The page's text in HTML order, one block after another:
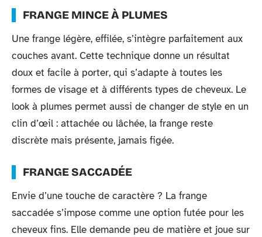
FRANGE MINCE À PLUMES
Une frange légère, effilée, s’intègre parfaitement aux
couches avant. Cette technique donne un résultat
doux et facile à porter, qui s’adapte à toutes les
formes de visage et à différents types de cheveux. Le
look à plumes permet aussi de changer de style en un
clin d’œil : attachée ou lâchée, la frange reste
discrète mais présente, jamais figée.
FRANGE SACCADÉE
Envie d’une touche de caractère ? La frange
saccadée s’impose comme une option futée pour les
cheveux fins. Elle demande peu de matière et joue sur